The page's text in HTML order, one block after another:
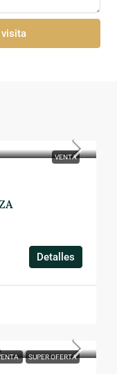
visita
VENTA
Detalles
SUPER OFERTA